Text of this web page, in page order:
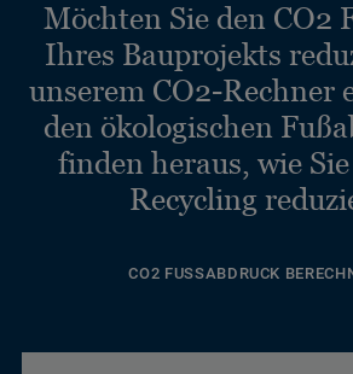
Möchten Sie den CO2
Ihres Bauprojekts
unserem CO2-Rechner
den ökologischen
finden heraus, wie
Recycling
CO2 FUSSABDRUCK